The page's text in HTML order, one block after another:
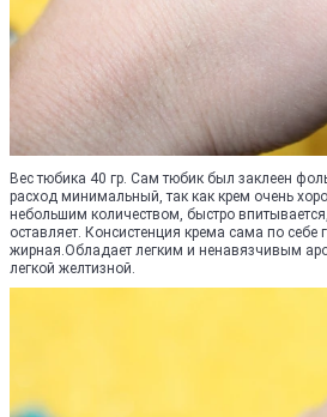
Вес тюбика 40 гр. Сам тюбик был заклеен
расход минимальный, так как крем очень
небольшим количеством, быстро
оставляет. Консистенция крема сама по себе
жирная.Обладает легким и ненавязчивым
легкой желтизной.